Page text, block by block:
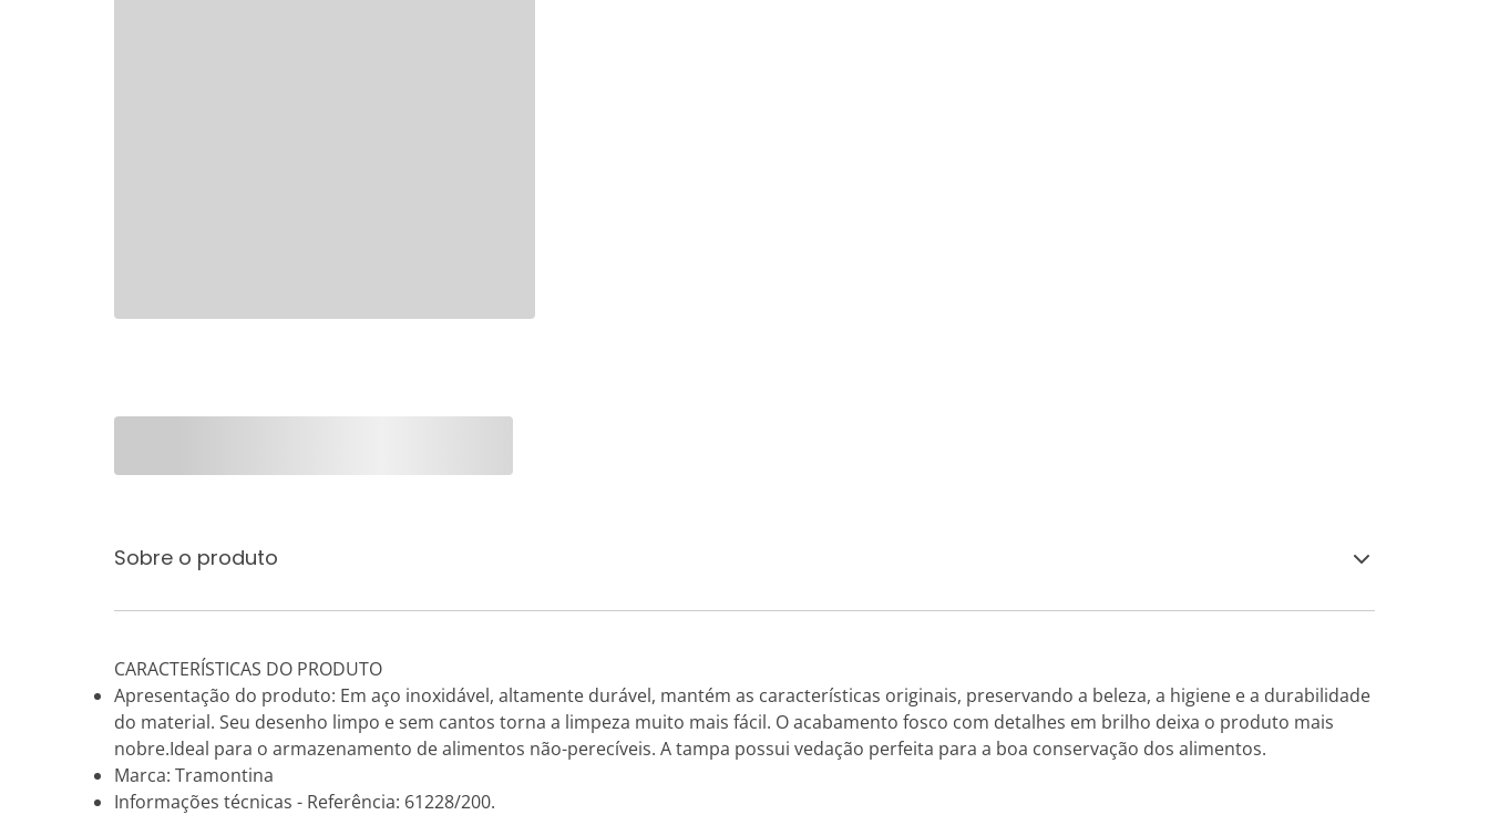
Sobre o produto
CARACTERÍSTICAS DO PRODUTO
Apresentação do produto: Em aço inoxidável, altamente durável, mantém as características originais, preservando a beleza, a higiene e a durabilidade
do material. Seu desenho limpo e sem cantos torna a limpeza muito mais fácil. O acabamento fosco com detalhes em brilho deixa o produto mais
nobre.Ideal para o armazenamento de alimentos não-perecíveis. A tampa possui vedação perfeita para a boa conservação dos alimentos.
Marca: Tramontina
Informações técnicas - Referência: 61228/200.